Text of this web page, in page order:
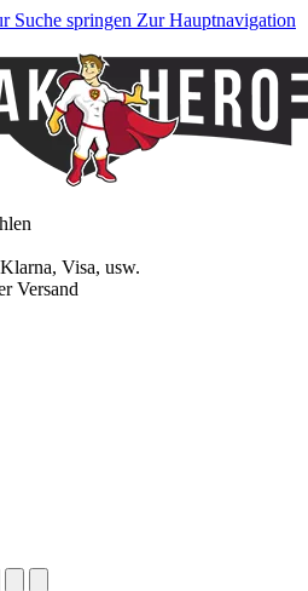
Suche springen Zur Hauptnavigation
Visa, usw.
Versand